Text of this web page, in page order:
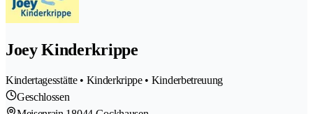
Joey Kinderkrippe
Kindertagesstätte • Kinderkrippe • Kinderbetreuung
Geschlossen